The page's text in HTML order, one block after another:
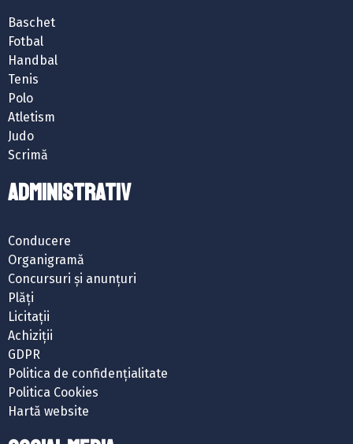
Baschet
Fotbal
Handbal
Tenis
Polo
Atletism
Judo
Scrimă
ADMINISTRATIV
Conducere
Organigramă
Concursuri și anunțuri
Plăți
Licitații
Achiziții
GDPR
Politica de confidențialitate
Politica Cookies
Hartă website